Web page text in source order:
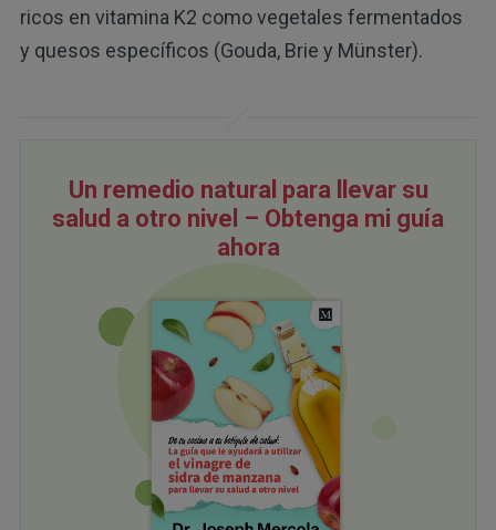
ricos en vitamina K2 como vegetales fermentados
y quesos específicos (Gouda, Brie y Münster).
Un remedio natural para llevar su
salud a otro nivel – Obtenga mi guía
ahora